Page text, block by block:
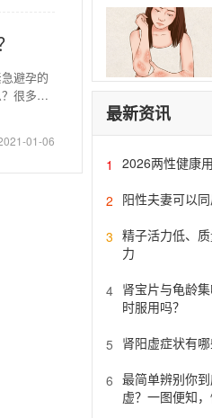
避孕的
很多女
01-06
最新资讯
1 2026两性健康
2 阳性夫妻可以同
3 精子活力低、
力
4 肾宝片与龟龄
时服用吗？
5 肾阳虚症状有
6 最简单辨别你
虚？一图便知